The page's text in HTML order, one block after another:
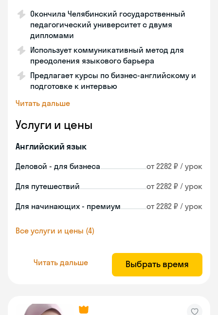
Окончила Челябинский государственный
педагогический университет с двумя
дипломами
Использует коммуникативный метод для
преодоления языкового барьера
Предлагает курсы по бизнес-английскому и
подготовке к интервью
Читать дальше
Услуги и цены
Английский язык
Деловой - для бизнеса от 2282 ₽ / урок
Для путешествий от 2282 ₽ / урок
Для начинающих - премиум от 2282 ₽ / урок
Все услуги и цены (4)
Читать дальше Выбрать время